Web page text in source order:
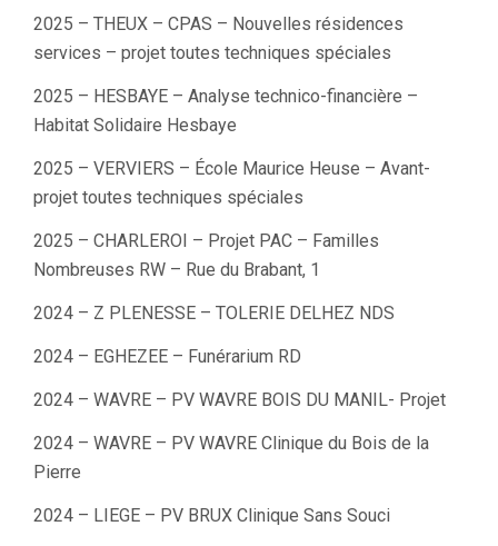
2025 – THEUX – CPAS – Nouvelles résidences
services – projet toutes techniques spéciales
2025 – HESBAYE – Analyse technico-financière –
Habitat Solidaire Hesbaye
2025 – VERVIERS – École Maurice Heuse – Avant-
projet toutes techniques spéciales
2025 – CHARLEROI – Projet PAC – Familles
Nombreuses RW – Rue du Brabant, 1
2024 – Z PLENESSE – TOLERIE DELHEZ NDS
2024 – EGHEZEE – Funérarium RD
2024 – WAVRE – PV WAVRE BOIS DU MANIL- Projet
2024 – WAVRE – PV WAVRE Clinique du Bois de la
Pierre
2024 – LIEGE – PV BRUX Clinique Sans Souci